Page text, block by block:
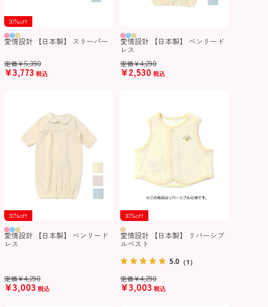
30％off
愛情設計 【日本製】 スリーパー
定価¥5,390
¥3,773 税込
愛情設計 【日本製】 ベンリード
レス
定価¥4,290
¥2,530 税込
30％off
愛情設計 【日本製】 ベンリード
レス
定価¥4,290
¥3,003 税込
30％off
愛情設計 【日本製】 リバーシブ
ルベスト
5.0 （1）
定価¥4,290
¥3,003 税込